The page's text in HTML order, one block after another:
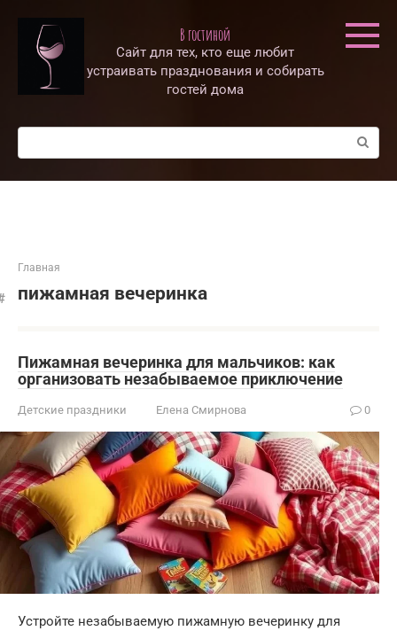
контенту
В гостиной
Сайт для тех, кто еще любит
устраивать празднования и собирать
гостей дома
Поиск:
Главная
пижамная вечеринка
Пижамная вечеринка для мальчиков: как
организовать незабываемое приключение
Детские праздники Елена Смирнова 0
Устройте незабываемую пижамную вечеринку для